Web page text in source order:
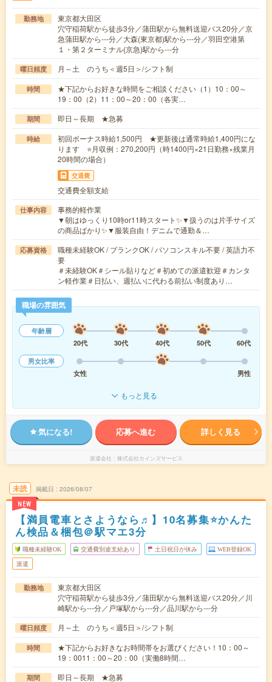
勤務地
東京都大田区
穴守稲荷駅から徒歩3分／蒲田駅から無料送迎バス20分／京
急蒲田駅から---分／大森(東京都)駅から---分／羽田空港第
１・第２ターミナル(京急)駅から---分
曜日頻度 月～土 のうち＜週5日＞/シフト制
時間
★下記からお好きな時間をご相談ください（1）10：00～
19：00（2）11：00～20：00（各実…
期間 即日～長期 ★急募
時給
初回ボーナス時給1,500円 ★更新後は通常時給1,400円にな
ります ⭐月収例：270,200円（時1400円×21日勤務×残業月
20時間の場合）
交通費
交通費全額支給
仕事内容
事務的軽作業
▼朝はゆっくり10時or11時スタート✨▼扱うのは片手サイズ
の商品ばかり✨▼服装自由！デニムで通勤＆…
応募資格
職種未経験OK / ブランクOK / パソコンスキル不要 / 英語力不
要
＃未経験OK＃シール貼りなど＃初めての派遣歓迎＃カンタ
ン軽作業＃日払い、週払いに代わる前払い制度あり…
職場の雰囲気
年齢層
20代
30代 40代 50代
60代
男女比率
女性
男性
もっと見る
気になる! 応募へ進む 詳しく見る
派遣会社 株式会社カインズサービス
未読
NEW
掲載日 2026/08/07
【満員電車とさようなら♬】10名募集⭐かんた
ん検品＆梱包＠駅マエ3分
職種未経験OK 交通費別途支給あり 土日祝日が休み WEB登録OK
派遣
勤務地
東京都大田区
穴守稲荷駅から徒歩3分／蒲田駅から無料送迎バス20分／川
崎駅から---分／戸塚駅から---分／品川駅から---分
曜日頻度 月～土 のうち＜週5日＞/シフト制
時間
★下記からお好きなお時間帯をお選びください！10：00～
19：0011：00～20：00（実働8時間…
期間 即日～長期 ★急募